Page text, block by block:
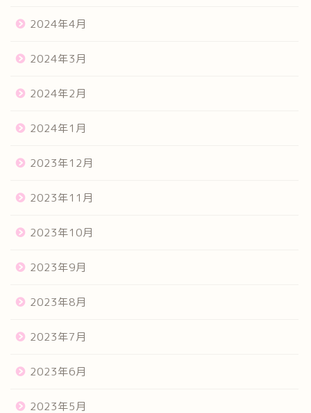
2024年4月
2024年3月
2024年2月
2024年1月
2023年12月
2023年11月
2023年10月
2023年9月
2023年8月
2023年7月
2023年6月
2023年5月